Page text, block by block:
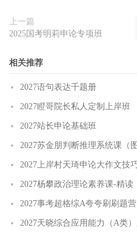
上一篇
2025国考明莉申论专项班
相关推荐
2027语句表达千题册
2027瞪哥院长私人定制上岸班
2027站长申论基础班
2027苏金朋判断推理系统课（
2027上岸村天琦申论大作文技
2027杨攀政治理论素养课-精读
2027事考超格综A夸夸刷刷题营
2027天晓综合应用能力（A类